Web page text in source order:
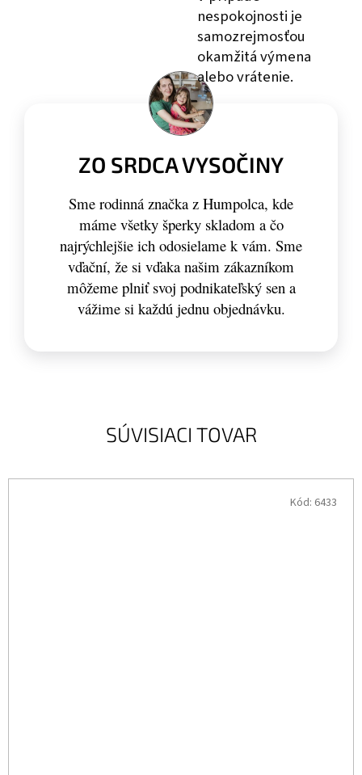
SÚVISIACI TOVAR
Kód: 6433
nespokojnosti je
samozrejmosťou
okamžitá výmena
alebo vrátenie.
ZO SRDCA VYSOČINY
Sme rodinná značka z Humpolca, kde
máme všetky šperky skladom a čo
najrýchlejšie ich odosielame k vám. Sme
vďační, že si vďaka našim zákazníkom
môžeme plniť svoj podnikateľský sen a
vážime si každú jednu objednávku.